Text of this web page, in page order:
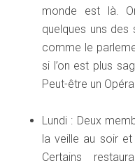
monde est là.
quelques uns des
comme le
si l’on est plus
Peut-être un
Lundi : Deux
la veille au soir
Certains